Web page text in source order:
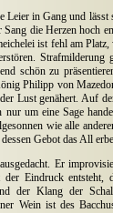
in Gang und lässt
die Herzen hoch
ist fehl am
schön zu
Philipp von
Lust genähert. Auf
um eine Sage
wie alle
Gebot das All
Er
Eindruck
der Klang der
Wein ist des